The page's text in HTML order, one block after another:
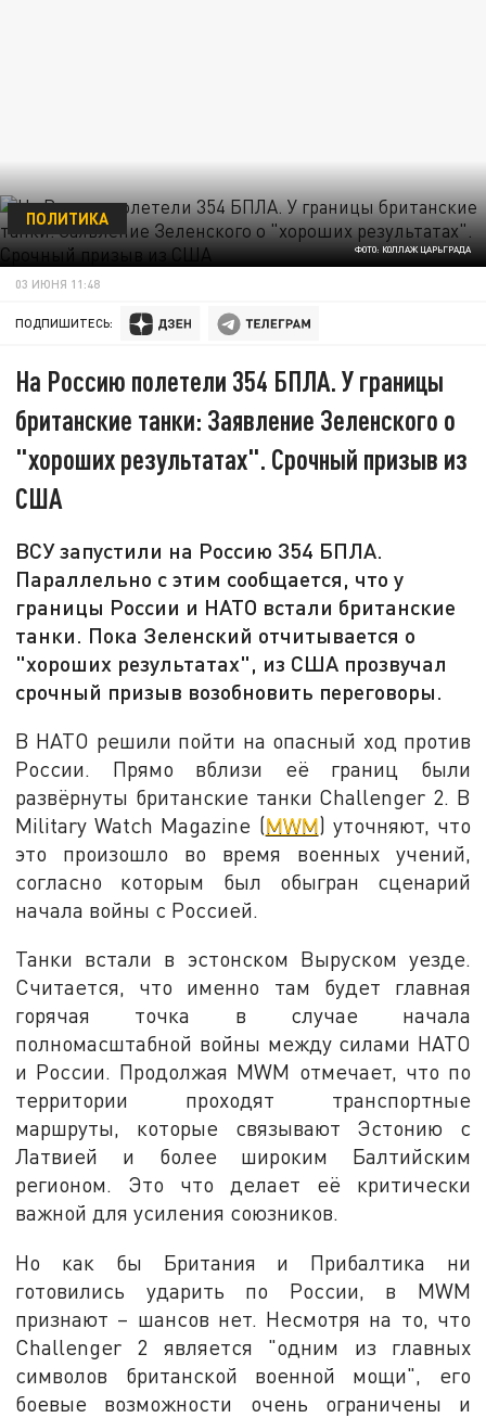
ФОТО: КОЛЛАЖ ЦАРЬГРАДА
ПОЛИТИКА
03 ИЮНЯ 11:48
ПОДПИШИТЕСЬ:
На Россию полетели 354 БПЛА. У границы
британские танки: Заявление Зеленского о
"хороших результатах". Срочный призыв из
США
ВСУ запустили на Россию 354 БПЛА.
Параллельно с этим сообщается, что у
границы России и НАТО встали британские
танки. Пока Зеленский отчитывается о
"хороших результатах", из США прозвучал
срочный призыв возобновить переговоры.
В НАТО решили пойти на опасный ход против
России. Прямо вблизи её границ были
развёрнуты британские танки Challenger 2. В
Military Watch Magazine (MWM) уточняют, что
это произошло во время военных учений,
согласно которым был обыгран сценарий
начала войны с Россией.
Танки встали в эстонском Выруском уезде.
Считается, что именно там будет главная
горячая точка в случае начала
полномасштабной войны между силами НАТО
и России. Продолжая MWM отмечает, что по
территории проходят транспортные
маршруты, которые связывают Эстонию с
Латвией и более широким Балтийским
регионом. Это что делает её критически
важной для усиления союзников.
Но как бы Британия и Прибалтика ни
готовились ударить по России, в MWM
признают – шансов нет. Несмотря на то, что
Challenger 2 является "одним из главных
символов британской военной мощи", его
боевые возможности очень ограничены и